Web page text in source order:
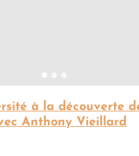
à la découverte
Anthony Vieillard